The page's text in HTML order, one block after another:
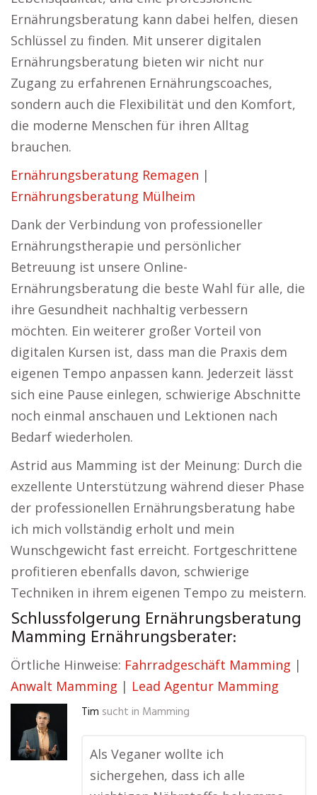
Ernährungsberatung kann dabei helfen, diesen
Schlüssel zu finden. Mit unserer digitalen
Ernährungsberatung bieten wir nicht nur
Zugang zu erfahrenen Ernährungscoaches,
sondern auch die Flexibilität und den Komfort,
die moderne Menschen für ihren Alltag
brauchen.
Ernährungsberatung Remagen |
Ernährungsberatung Mülheim
Dank der Verbindung von professioneller
Ernährungstherapie und persönlicher
Betreuung ist unsere Online-
Ernährungsberatung die beste Wahl für alle, die
ihre Gesundheit nachhaltig verbessern
möchten. Ein weiterer großer Vorteil von
digitalen Kursen ist, dass man die Praxis dem
eigenen Tempo anpassen kann. Jederzeit lässt
sich eine Pause einlegen, schwierige Abschnitte
noch einmal anschauen und Lektionen nach
Bedarf wiederholen.
Astrid aus Mamming ist der Meinung: Durch die
exzellente Unterstützung während dieser Phase
der professionellen Ernährungsberatung habe
ich mich vollständig erholt und mein
Wunschgewicht fast erreicht. Fortgeschrittene
profitieren ebenfalls davon, schwierige
Techniken in ihrem eigenen Tempo zu meistern.
Schlussfolgerung Ernährungsberatung
Mamming Ernährungsberater:
Örtliche Hinweise: Fahrradgeschäft Mamming |
Anwalt Mamming | Lead Agentur Mamming
Tim sucht in Mamming
Als Veganer wollte ich
sichergehen, dass ich alle